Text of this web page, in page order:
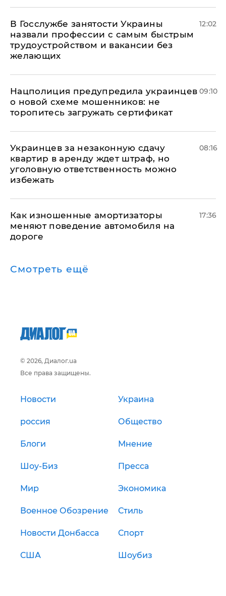
В Госслужбе занятости Украины
назвали профессии с самым быстрым
трудоустройством и вакансии без
желающих
12:02
Нацполиция предупредила украинцев
о новой схеме мошенников: не
торопитесь загружать сертификат
09:10
Украинцев за незаконную сдачу
квартир в аренду ждет штраф, но
уголовную ответственность можно
избежать
08:16
Как изношенные амортизаторы
меняют поведение автомобиля на
дороге
17:36
Смотреть ещё
© 2026, Диалог.ua
Все права защищены.
Новости Украина
россия Общество
Блоги Мнение
Шоу-Биз Пресса
Мир Экономика
Военное Обозрение Стиль
Новости Донбасса Спорт
США Шоубиз